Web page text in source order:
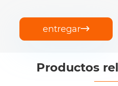
entregar
Productos